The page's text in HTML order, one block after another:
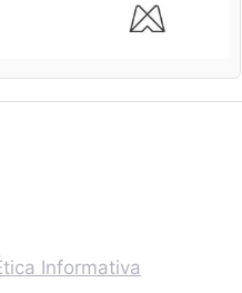
Informativa